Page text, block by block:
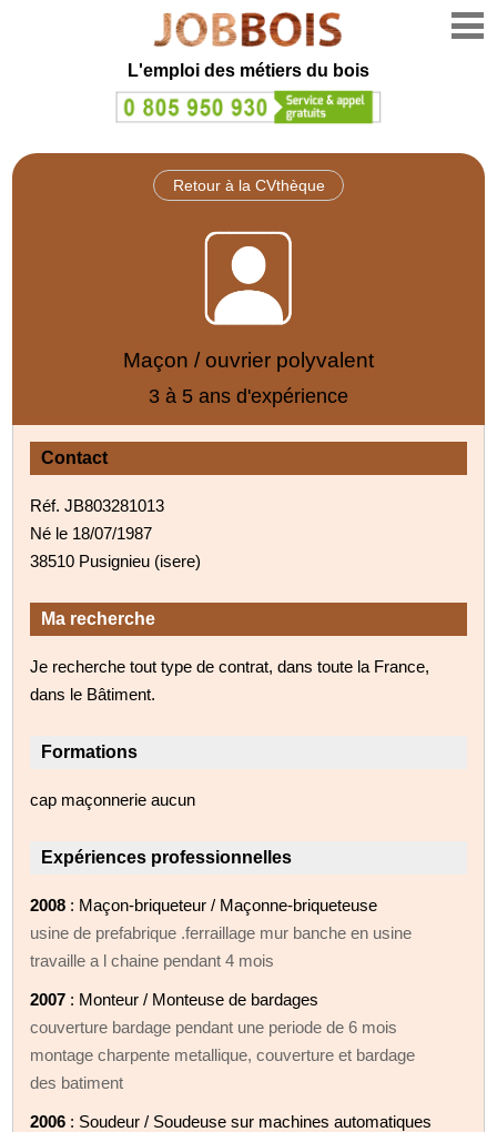
L'emploi des métiers du bois
Retour à la CVthèque
Maçon / ouvrier polyvalent
3 à 5 ans d'expérience
Contact
Réf. JB803281013
Né le 18/07/1987
38510 Pusignieu (isere)
Ma recherche
Je recherche tout type de contrat, dans toute la France,
dans le Bâtiment.
Formations
cap maçonnerie aucun
Expériences professionnelles
2008 : Maçon-briqueteur / Maçonne-briqueteuse
usine de prefabrique .ferraillage mur banche en usine
travaille a l chaine pendant 4 mois
2007 : Monteur / Monteuse de bardages
couverture bardage pendant une periode de 6 mois
montage charpente metallique, couverture et bardage
des batiment
2006 : Soudeur / Soudeuse sur machines automatiques